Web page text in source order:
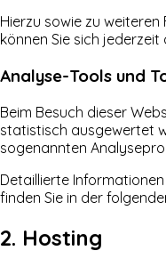
Hierzu sowie zu
können Sie sich jederzeit
Analyse-Tools und
Beim Besuch dieser
statistisch ausgewertet
sogenannten
Detaillierte
finden Sie in der
2. Hosting